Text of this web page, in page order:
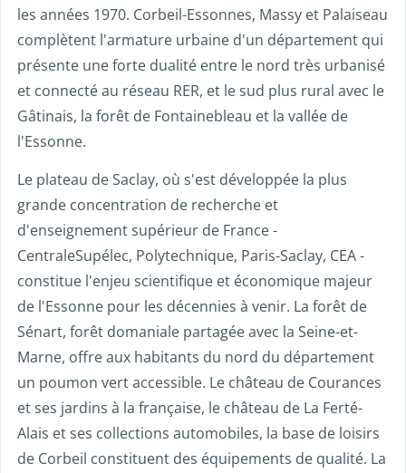
les années 1970. Corbeil-Essonnes, Massy et Palaiseau
complètent l'armature urbaine d'un département qui
présente une forte dualité entre le nord très urbanisé
et connecté au réseau RER, et le sud plus rural avec le
Gâtinais, la forêt de Fontainebleau et la vallée de
l'Essonne.
Le plateau de Saclay, où s'est développée la plus
grande concentration de recherche et
d'enseignement supérieur de France -
CentraleSupélec, Polytechnique, Paris-Saclay, CEA -
constitue l'enjeu scientifique et économique majeur
de l'Essonne pour les décennies à venir. La forêt de
Sénart, forêt domaniale partagée avec la Seine-et-
Marne, offre aux habitants du nord du département
un poumon vert accessible. Le château de Courances
et ses jardins à la française, le château de La Ferté-
Alais et ses collections automobiles, la base de loisirs
de Corbeil constituent des équipements de qualité. La